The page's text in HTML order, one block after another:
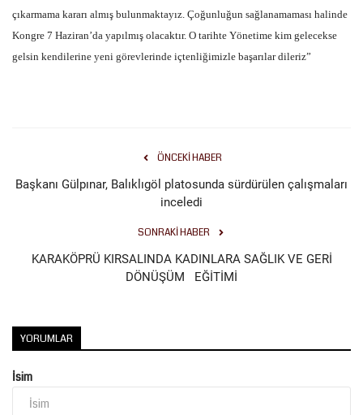
Kültür Sanat
çıkarmama kararı almış bulunmaktayız. Çoğunluğun sağlanamaması halinde
Kongre 7 Haziran’da yapılmış olacaktır. O tarihte Yönetime kim gelecekse
gelsin kendilerine yeni görevlerinde içtenliğimizle başarılar dileriz”
ÖNCEKI HABER
Başkanı Gülpınar, Balıklıgöl platosunda sürdürülen çalışmaları
inceledi
SONRAKI HABER
KARAKÖPRÜ KIRSALINDA KADINLARA SAĞLIK VE GERİ
DÖNÜŞÜM EĞİTİMİ
YORUMLAR
İsim